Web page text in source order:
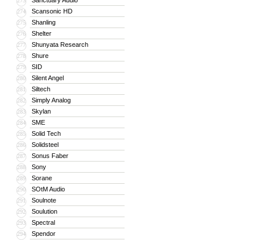
274 Scansonic HD
275 Shanling
276 Shelter
277 Shunyata Research
278 Shure
279 SID
280 Silent Angel
281 Siltech
282 Simply Analog
283 Skylan
284 SME
285 Solid Tech
286 Solidsteel
287 Sonus Faber
288 Sony
289 Sorane
290 SOtM Audio
291 Soulnote
292 Soulution
293 Spectral
294 Spendor